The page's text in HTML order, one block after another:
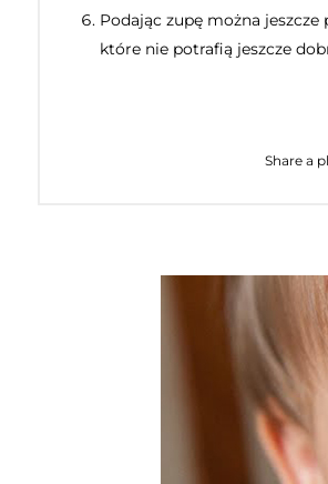
Podając zupę można
które nie potrafią jeszcze
Share a